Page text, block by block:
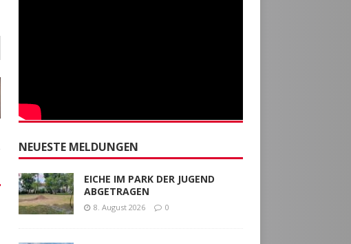
NEUESTE MELDUNGEN
EICHE IM PARK DER JUGEND
ABGETRAGEN
8. August 2026 0